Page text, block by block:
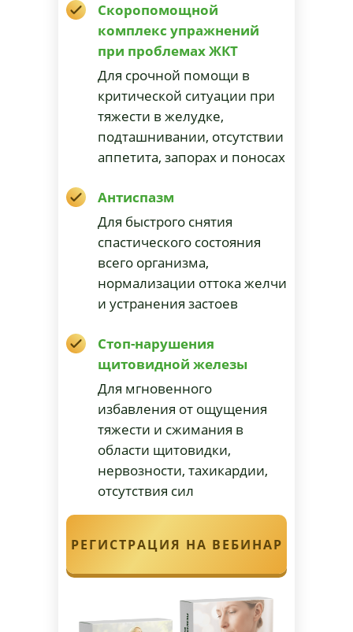
РЕГИСТРАЦИЯ НА ВЕБИНАР
Скоропомощной
комплекс упражнений
при проблемах ЖКТ
Для срочной помощи в
критической ситуации при
тяжести в желудке,
подташнивании, отсутствии
аппетита, запорах и поносах
Антиспазм
Для быстрого снятия
спастического состояния
всего организма,
нормализации оттока желчи
и устранения застоев
Стоп-нарушения
щитовидной железы
Для мгновенного
избавления от ощущения
тяжести и сжимания в
области щитовидки,
нервозности, тахикардии,
отсутствия сил